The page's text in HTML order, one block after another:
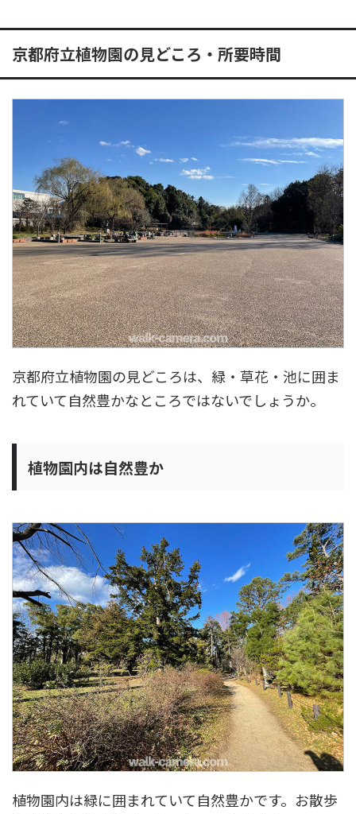
京都府立植物園の見どころ・所要時間
京都府立植物園の見どころは、緑・草花・池に囲ま
れていて自然豊かなところではないでしょうか。
植物園内は自然豊か
植物園内は緑に囲まれていて自然豊かです。お散歩